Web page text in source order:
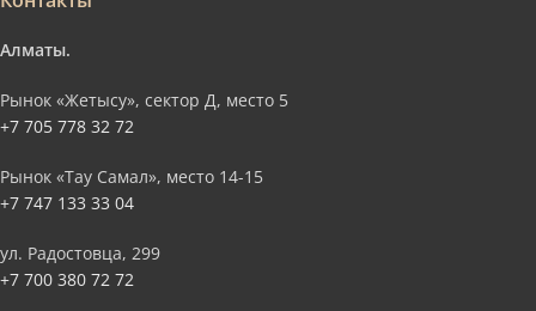
Алматы.
Рынок «Жетысу», сектор Д, место 5
+7 705 778 32 72
Рынок «Тау Самал», место 14-15
+7 747 133 33 04
ул. Радостовца, 299
+7 700 380 72 72